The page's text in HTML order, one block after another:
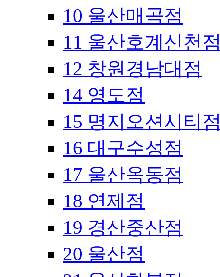
10 울산매곡점
11 울산호계신천
12 창원경남대점
14 영도점
15 명지오션시티
16 대구수성점
17 울산옥동점
18 연제점
19 경산중산점
20 울산점